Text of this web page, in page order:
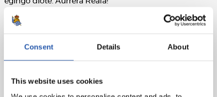
Consent Details About
This website uses cookies
Fitxa teknikoa:
min. 71), Mellberg, Schablas, Neto (Zikovic, min. 82),
Paumgartner (Sadeqi, min. 25), Lukic, Zeteny (kap.)
Daghim.